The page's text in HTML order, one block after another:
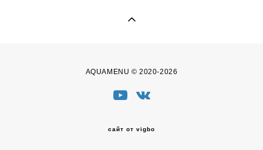
AQUAMENU © 2020-2026
сайт от vigbo